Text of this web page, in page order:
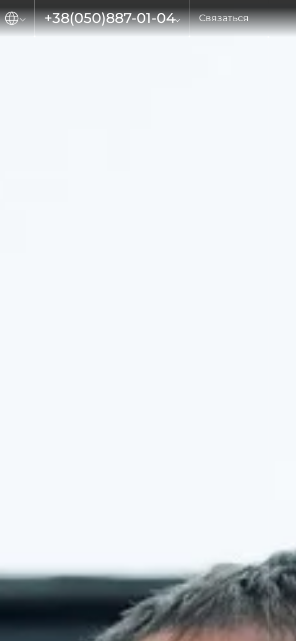
+38(050)887-01-04 Связаться